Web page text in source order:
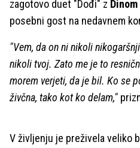
zagotovo duet "Dođi" z
posebni gost na nedavnem
"Vem, da on ni nikoli
nikoli tvoj. Zato me je to
morem verjeti, da je bil. Ko se
živčna, tako kot ko delam,"
V življenju je preživela veliko